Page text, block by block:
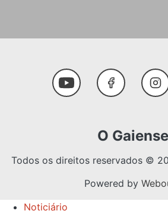
Social Media
Youtube Facebook
O Gaiense
Todos os direitos reservados ©
Powered by
Noticiário